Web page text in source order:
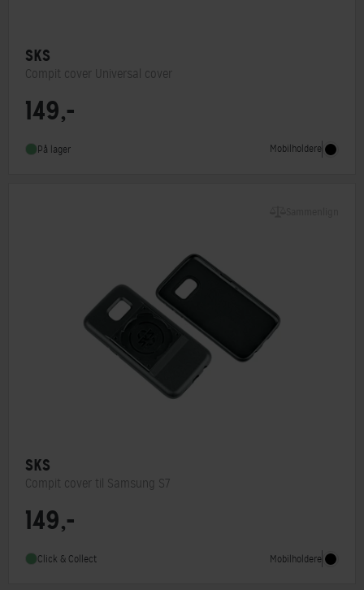
SKS
Compit cover Universal cover
149,-
På lager Mobilholdere
SKS
Compit cover til Samsung S7
149,-
Click & Collect Mobilholdere